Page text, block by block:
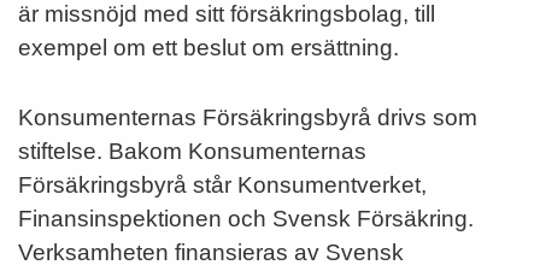
är missnöjd med sitt försäkringsbolag, till
exempel om ett beslut om ersättning.
Konsumenternas Försäkringsbyrå drivs som
stiftelse. Bakom Konsumenternas
Försäkringsbyrå står Konsumentverket,
Finansinspektionen och Svensk Försäkring.
Verksamheten finansieras av Svensk